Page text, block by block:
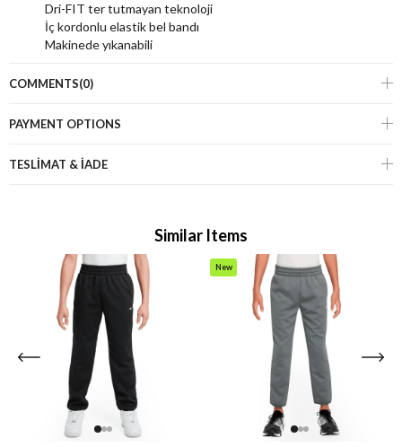
Dri-FIT ter tutmayan teknoloji
İç kordonlu elastik bel bandı
Makinede yıkanabili
COMMENTS(0)
PAYMENT OPTIONS
TESLİMAT & İADE
Similar Items
New